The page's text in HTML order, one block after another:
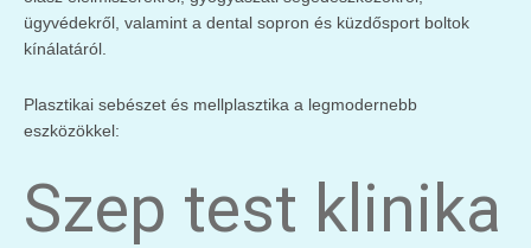
ügyvédekről, valamint a dental sopron és küzdősport boltok
kínálatáról.
Plasztikai sebészet és mellplasztika a legmodernebb
eszközökkel:
Szep test klinika